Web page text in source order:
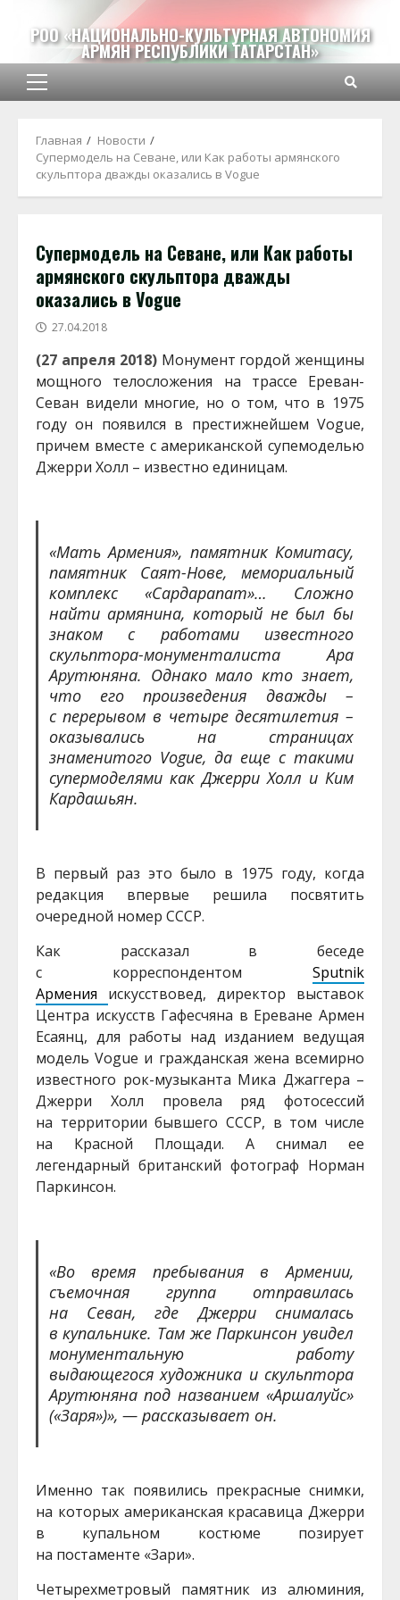
содержимому
РОО «НАЦИОНАЛЬНО-КУЛЬТУРНАЯ АВТОНОМИЯ
АРМЯН РЕСПУБЛИКИ ТАТАРСТАН»
Основное
Главная
Новости
Супермодель на Севане, или Как работы армянского
скульптора дважды оказались в Vogue
Супермодель на Севане, или Как работы
армянского скульптора дважды
оказались в Vogue
27.04.2018
(27 апреля 2018) Монумент гордой женщины
мощного телосложения на трассе Ереван-
Севан видели многие, но о том, что в 1975
году он появился в престижнейшем Vogue,
причем вместе с американской супемоделью
Джерри Холл – известно единицам.
«Мать Армения», памятник Комитасу,
памятник Саят-Нове, мемориальный
комплекс «Сардарапат»… Сложно
найти армянина, который не был бы
знаком с работами известного
скульптора-монументалиста Ара
Арутюняна. Однако мало кто знает,
что его произведения дважды –
с перерывом в четыре десятилетия –
оказывались на страницах
знаменитого Vogue, да еще с такими
супермоделями как Джерри Холл и Ким
Кардашьян.
В первый раз это было в 1975 году, когда
редакция впервые решила посвятить
очередной номер СССР.
Как рассказал в беседе
с корреспондентом Sputnik
Армения искусствовед, директор выставок
Центра искусств Гафесчяна в Ереване Армен
Есаянц, для работы над изданием ведущая
модель Vogue и гражданская жена всемирно
известного рок-музыканта Мика Джаггера –
Джерри Холл провела ряд фотосессий
на территории бывшего СССР, в том числе
на Красной Площади. А снимал ее
легендарный британский фотограф Норман
Паркинсон.
«Во время пребывания в Армении,
съемочная группа отправилась
на Севан, где Джерри снималась
в купальнике. Там же Паркинсон увидел
монументальную работу
выдающегося художника и скульптора
Арутюняна под названием «Аршалуйс»
(«Заря»)», — рассказывает он.
Именно так появились прекрасные снимки,
на которых американская красавица Джерри
в купальном костюме позирует
на постаменте «Зари».
Четырехметровый памятник из алюминия,